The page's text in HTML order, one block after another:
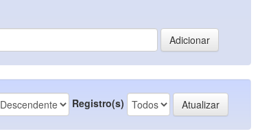
Registro(s)